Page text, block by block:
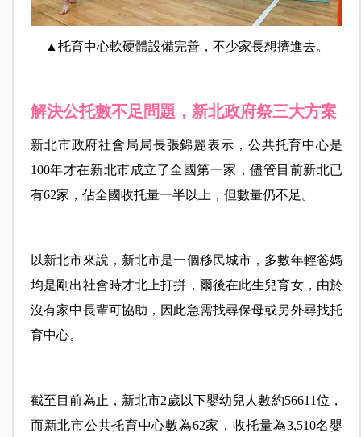
▲托育中心軟硬體設備完善，不少家長想擠進去。
解決公托數不足問題，新北政府祭三大方案
新北市政府社會局局長張錦麗表示，公共托育中心是
100年才在新北市成立了全國第一家，儘管目前新北已
有62家，佔全國收托量一半以上，但數量仍不足。
以新北市來說，新北市是一個移民城市，多數年輕爸媽
均是剛出社會時才北上打拼，爾後在此生兒育女，由於
沒有家中長輩可協助，因此急需找尋保母或另外尋找托
育中心。
截至目前為止，新北市2歲以下嬰幼兒人數約56611位，
而新北市公共托育中心數為62家，收托量為3,510名嬰